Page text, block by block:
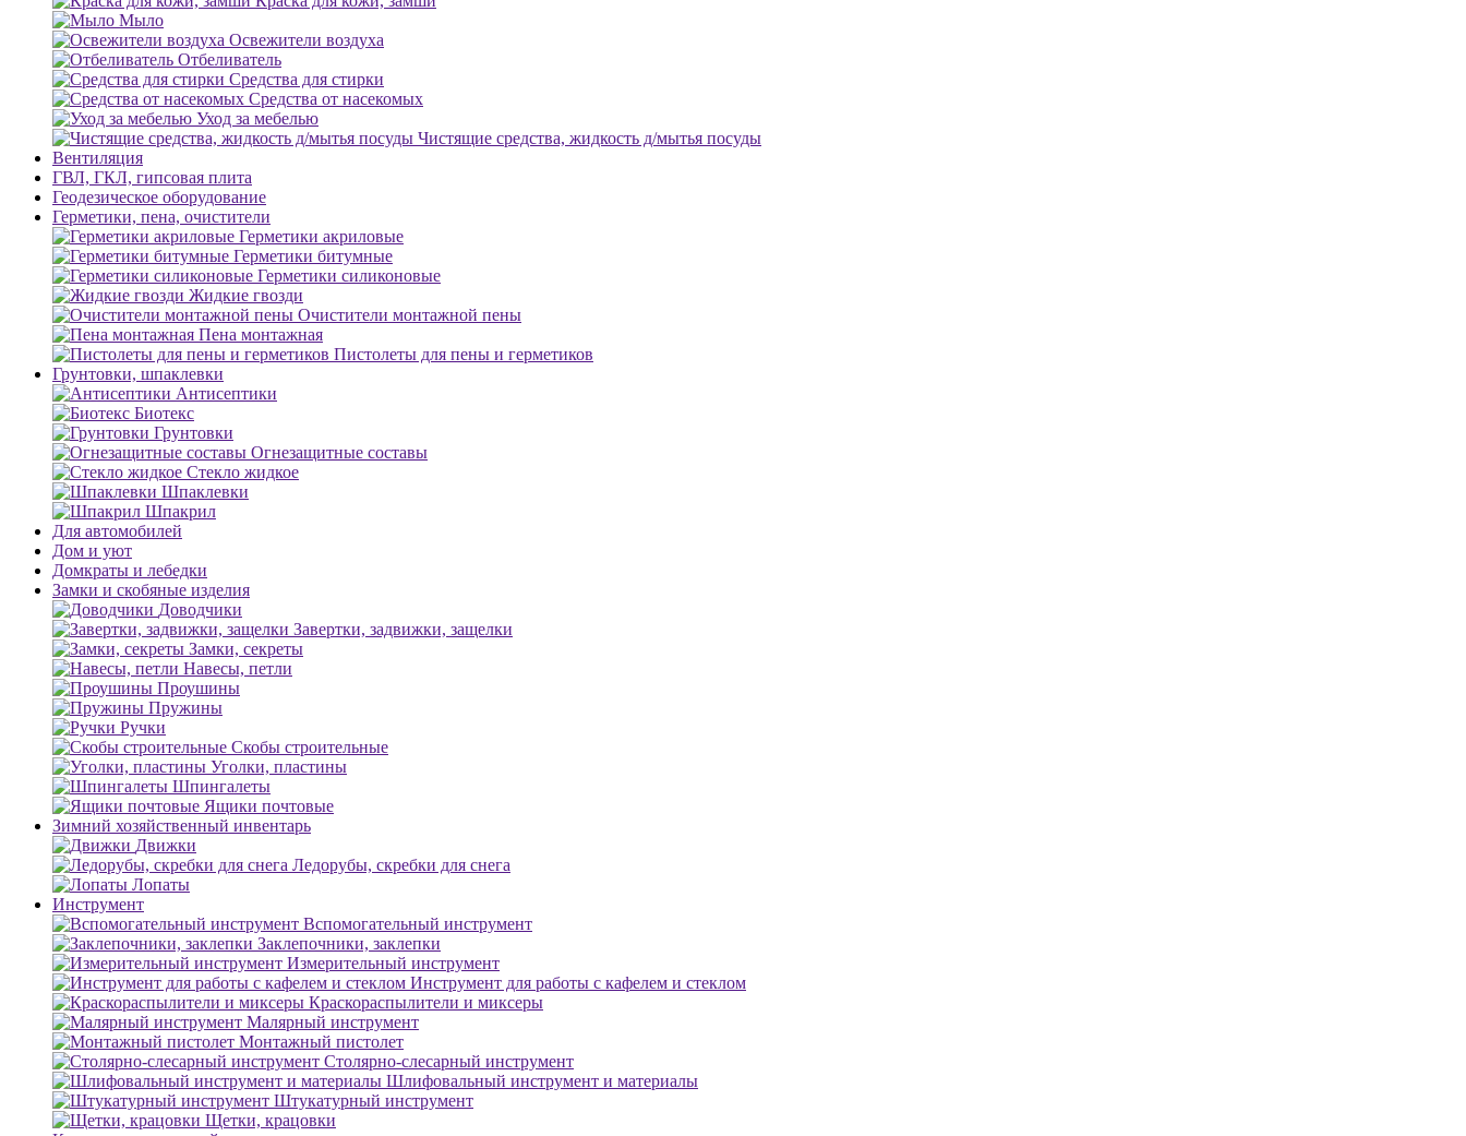
Мыло
Освежители воздуха
Отбеливатель
Средства для стирки
Средства от насекомых
Уход за мебелью
Чистящие средства, жидкость д/мытья посуды
Вентиляция
ГВЛ, ГКЛ, гипсовая плита
Геодезическое оборудование
Герметики, пена, очистители
Герметики акриловые
Герметики битумные
Герметики силиконовые
Жидкие гвозди
Очистители монтажной пены
Пена монтажная
Пистолеты для пены и герметиков
Грунтовки, шпаклевки
Антисептики
Биотекс
Грунтовки
Огнезащитные составы
Стекло жидкое
Шпаклевки
Шпакрил
Для автомобилей
Дом и уют
Домкраты и лебедки
Замки и скобяные изделия
Доводчики
Завертки, задвижки, защелки
Замки, секреты
Навесы, петли
Проушины
Пружины
Ручки
Скобы строительные
Уголки, пластины
Шпингалеты
Ящики почтовые
Зимний хозяйственный инвентарь
Движки
Ледорубы, скребки для снега
Лопаты
Инструмент
Вспомогательный инструмент
Заклепочники, заклепки
Измерительный инструмент
Инструмент для работы с кафелем и стеклом
Краскораспылители и миксеры
Малярный инструмент
Монтажный пистолет
Столярно-слесарный инструмент
Шлифовальный инструмент и материалы
Штукатурный инструмент
Щетки, крацовки